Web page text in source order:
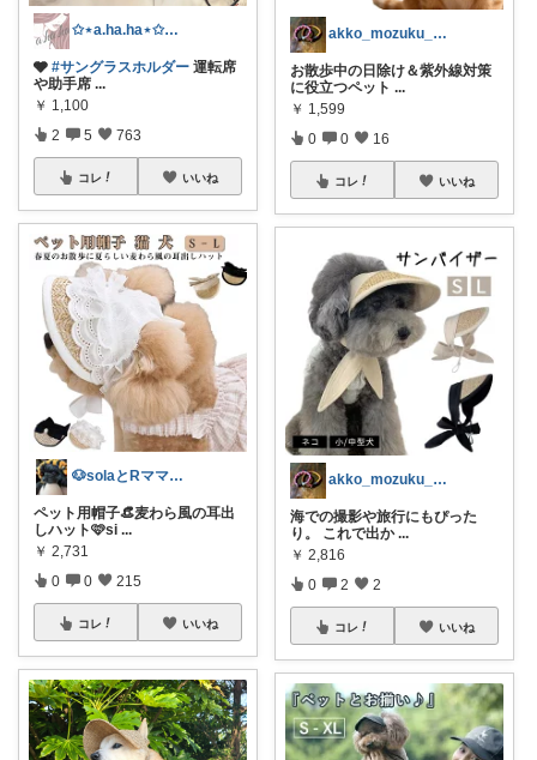
✩⋆a.ha.ha⋆✩🛒感謝っ❤︎
🩶 #サングラスホルダー 運転席
や助手席 ...
￥ 1,100
2 5 763
コレ いいね
🐶solaとRママ🍀自分を愛でる空間
ペット用帽子👒麦わら風の耳出
しハット🩷si ...
￥ 2,731
0 0 215
コレ いいね
akko_mozuku_mugisuke
お散歩中の日除け＆紫外線対策
に役立つペット ...
￥ 1,599
0 0 16
コレ いいね
akko_mozuku_mugisuke
海での撮影や旅行にもぴった
り。 これで出か ...
￥ 2,816
0 2 2
コレ いいね